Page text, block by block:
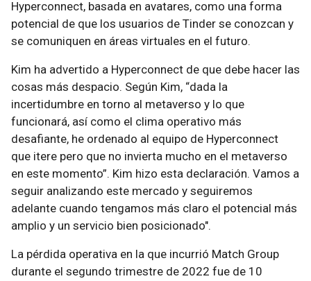
Hyperconnect, basada en avatares, como una forma
potencial de que los usuarios de Tinder se conozcan y
se comuniquen en áreas virtuales en el futuro.
Kim ha advertido a Hyperconnect de que debe hacer las
cosas más despacio. Según Kim, “dada la
incertidumbre en torno al metaverso y lo que
funcionará, así como el clima operativo más
desafiante, he ordenado al equipo de Hyperconnect
que itere pero que no invierta mucho en el metaverso
en este momento”. Kim hizo esta declaración. Vamos a
seguir analizando este mercado y seguiremos
adelante cuando tengamos más claro el potencial más
amplio y un servicio bien posicionado".
La pérdida operativa en la que incurrió Match Group
durante el segundo trimestre de 2022 fue de 10